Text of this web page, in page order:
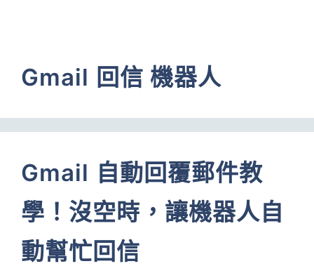
Gmail 回信 機器人
Gmail 自動回覆郵件教
學！沒空時，讓機器人自
動幫忙回信